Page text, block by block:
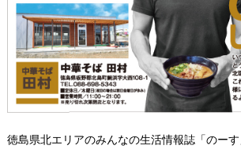
徳島県北エリアのみんなの生活情報誌「のー